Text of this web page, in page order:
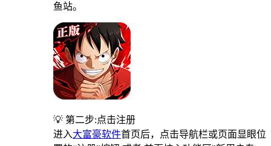
鱼站。
💡 第二步:点击注册
进入大富豪软件首页后，点击导航栏或页面显眼位